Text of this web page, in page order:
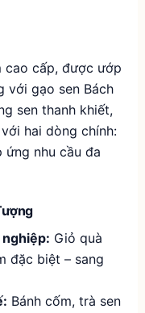
cao cấp, được ướp
với gạo sen Bách
sen thanh khiết,
hai dòng chính:
nhu cầu đa
Giỏ quà
đặc biệt – sang
Bánh cốm, trà sen